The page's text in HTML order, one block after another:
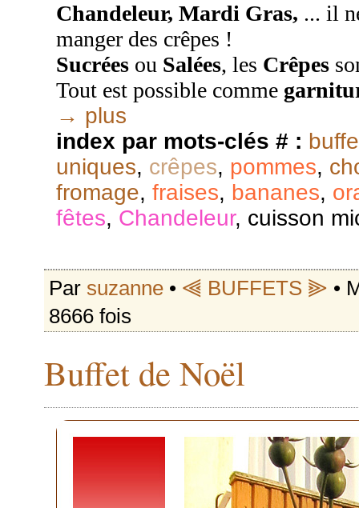
Chandeleur, Mardi Gras, ... il
manger des crêpes !
Sucrées ou Salées, les Crêpes
Tout est possible comme
→ plus
index par mots-clés # :
uniques, crêpes, pommes,
fromage, fraises, bananes,
fêtes, Chandeleur, cuisson
Par suzanne • ⫷ BUFFETS ⫸ •
8666 fois
Buffet de Noël